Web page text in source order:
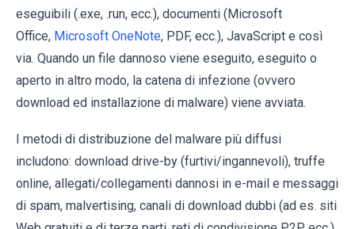
eseguibili (.exe, .run, ecc.), documenti (Microsoft
Office, Microsoft OneNote, PDF, ecc.), JavaScript e così
via. Quando un file dannoso viene eseguito, eseguito o
aperto in altro modo, la catena di infezione (ovvero
download ed installazione di malware) viene avviata.
I metodi di distribuzione del malware più diffusi
includono: download drive-by (furtivi/ingannevoli), truffe
online, allegati/collegamenti dannosi in e-mail e messaggi
di spam, malvertising, canali di download dubbi (ad es. siti